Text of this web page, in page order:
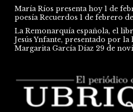
María Ríos presenta hoy 1 de
poesía Recuerdos 1 de febrero
La Remonarquía española, el
Jesús Ynfante, presentado por
Margarita García Díaz 29 de